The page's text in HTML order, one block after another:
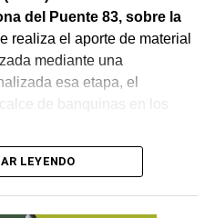
del Puente 83, sobre la
realiza el aporte de material
mediante una
esa etapa, el
de banquinas en los
LEYENDO